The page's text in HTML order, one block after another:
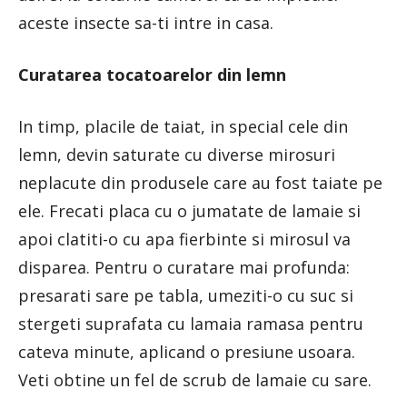
aceste insecte sa-ti intre in casa.
Curatarea tocatoarelor din lemn
In timp, placile de taiat, in special cele din
lemn, devin saturate cu diverse mirosuri
neplacute din produsele care au fost taiate pe
ele. Frecati placa cu o jumatate de lamaie si
apoi clatiti-o cu apa fierbinte si mirosul va
disparea. Pentru o curatare mai profunda:
presarati sare pe tabla, umeziti-o cu suc si
stergeti suprafata cu lamaia ramasa pentru
cateva minute, aplicand o presiune usoara.
Veti obtine un fel de scrub de lamaie cu sare.